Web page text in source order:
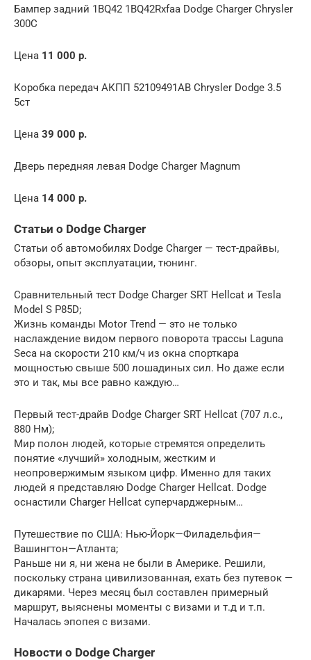
Бампер задний 1BQ42 1BQ42Rxfaa Dodge Charger Chrysler
300C
Цена 11 000 р.
Коробка передач АКПП 52109491AB Chrysler Dodge 3.5
5ст
Цена 39 000 р.
Дверь передняя левая Dodge Charger Magnum
Цена 14 000 р.
Статьи о Dodge Charger
Статьи об автомобилях Dodge Charger — тест-драйвы,
обзоры, опыт эксплуатации, тюнинг.
Сравнительный тест Dodge Charger SRT Hellcat и Tesla
Model S P85D;
Жизнь команды Motor Trend — это не только
наслаждение видом первого поворота трассы Laguna
Seca на скорости 210 км/ч из окна спорткара
мощностью свыше 500 лошадиных сил. Но даже если
это и так, мы все равно каждую…
Первый тест-драйв Dodge Charger SRT Hellcat (707 л.с.,
880 Нм);
Мир полон людей, которые стремятся определить
понятие «лучший» холодным, жестким и
неопровержимым языком цифр. Именно для таких
людей я представляю Dodge Charger Hellcat. Dodge
оснастили Charger Hellcat суперчарджерным…
Путешествие по США: Нью-Йорк—Филадельфия—
Вашингтон—Атланта;
Раньше ни я, ни жена не были в Америке. Решили,
поскольку страна цивилизованная, ехать без путевок —
дикарями. Через месяц был составлен примерный
маршрут, выяснены моменты с визами и т.д и т.п.
Началась эпопея с визами.
Новости о Dodge Charger